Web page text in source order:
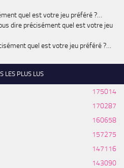
quel est votre jeu préféré ?…
dire précisément quel est votre jeu
quel est votre jeu préféré ?…
LES PLUS LUS
175014
170287
160658
157275
147116
143090